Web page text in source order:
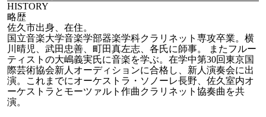
HISTORY
略歴
佐久市出身、在住。
国立音楽大学音楽学部器楽学科クラリネット専攻卒業。横
川晴児、武田忠善、町田真左志、各氏に師事。 またフルー
ティストの大嶋義実氏に音楽を学ぶ。在学中第30回東京国
際芸術協会新人オーディションに合格し、新人演奏会に出
演。これまでにオーケストラ・ソノーレ長野、佐久室内オ
ーケストラとモーツァルト作曲クラリネット協奏曲を共
演。